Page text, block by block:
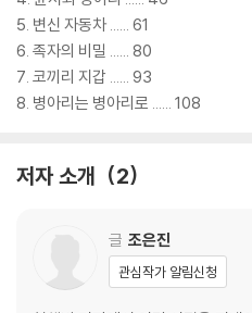
“누군가의 부당한 이득은 우리와 공존
다는(그들의 주머니에서 나온다는) 것
고 생기는 소득은 다른 사람이 땀 흘린
태웅이가 요술 족자 속 아이에게서 날
장에서 일하는 엄마의 생활비, 그리
아들한테 선물을 사 주려고 모은 돈이
5. 변신 자동차 ...... 61
6. 족자의 비밀 ...... 80
7. 코끼리 지갑 ...... 93
8. 병아리는 병아리로 ...... 108
저자 소개 2
글 조은진
관심작가 알림신청